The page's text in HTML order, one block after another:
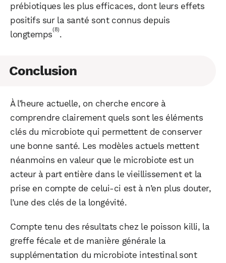
prébiotiques les plus efficaces, dont leurs effets
positifs sur la santé sont connus depuis
longtemps(8).
Conclusion
À l’heure actuelle, on cherche encore à
comprendre clairement quels sont les éléments
clés du microbiote qui permettent de conserver
une bonne santé. Les modèles actuels mettent
néanmoins en valeur que le microbiote est un
acteur à part entière dans le vieillissement et la
prise en compte de celui-ci est à n’en plus douter,
l’une des clés de la longévité.
Compte tenu des résultats chez le poisson killi, la
greffe fécale et de manière générale la
supplémentation du microbiote intestinal sont